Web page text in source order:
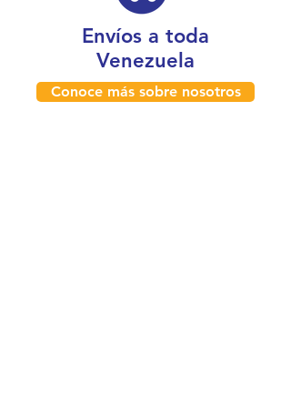
Envíos a toda
Venezuela
Conoce más sobre nosotros